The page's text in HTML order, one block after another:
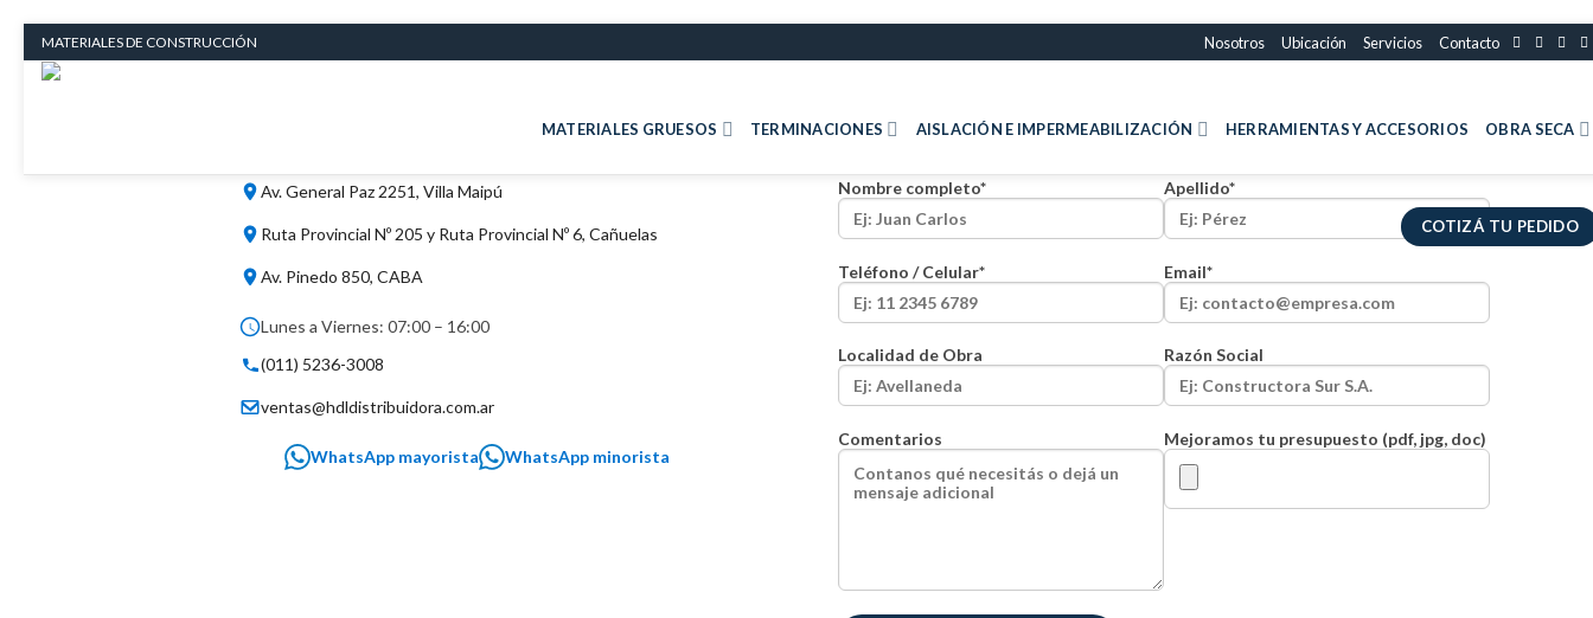
Saltar
al
MATERIALES DE CONSTRUCCIÓN Nosotros Ubicación Servicios Contacto
MATERIALES GRUESOS TERMINACIONES AISLACIÓN E IMPERMEABILIZACIÓN HERRAMIENTAS Y ACCESORIOS OBRA SECA
COTIZÁ TU PEDIDO
Av. General Paz 2251, Villa Maipú
Ruta Provincial Nº 205 y Ruta Provincial Nº 6, Cañuelas
Av. Pinedo 850, CABA
Lunes a Viernes: 07:00 – 16:00
(011) 5236-3008
ventas@hdldistribuidora.com.ar
WhatsApp mayorista WhatsApp minorista
Nombre completo* Apellido*
Teléfono / Celular* Email*
Localidad de Obra Razón Social
Comentarios Mejoramos tu presupuesto (pdf, jpg, doc)